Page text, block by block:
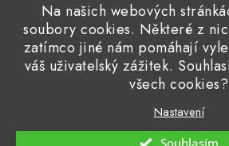
Na našich webových
soubory cookies. Některé z
zatímco jiné nám pomáhají
váš uživatelský zážitek.
všech cookies?
Nastavení
Souhlasím
Přijímáme online platby
Detailingclub Dodo Juice Gyeon
Microfiber Madness
Copyright 2026Detailingshop.